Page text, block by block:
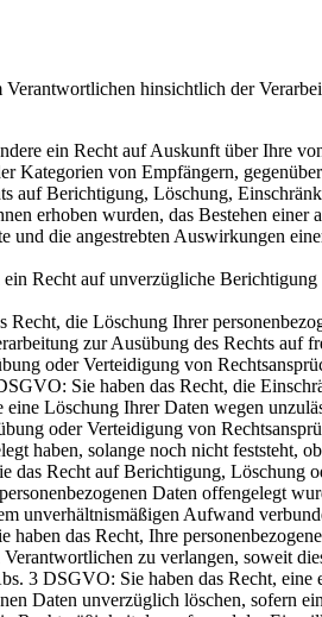
hinsichtlich der
ein Recht auf Auskunft über Ihre
Kategorien von Empfängern,
auf Berichtigung, Löschung,
erhoben wurden, das Bestehen
die angestrebten Auswirkungen
Recht auf unverzügliche
die Löschung Ihrer
zur Ausübung des Rechts
oder Verteidigung von
Sie haben das Recht, die
Löschung Ihrer Daten wegen
oder Verteidigung von
haben, solange noch nicht feststeht,
Recht auf Berichtigung, Löschung
Daten offengelegt
unverhältnismäßigen Aufwand
das Recht, Ihre
zu verlangen, soweit
3 DSGVO: Sie haben das Recht,
Daten unverzüglich löschen, sofern